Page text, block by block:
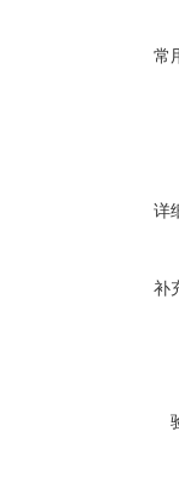
常
详
补